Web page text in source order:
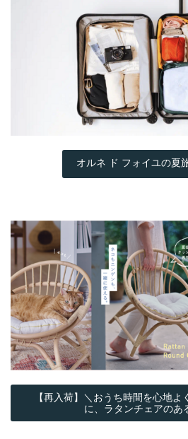
オルネ ド フォイユの夏
【再入荷】＼おうち時間を心地
に、ラタンチェアのあ